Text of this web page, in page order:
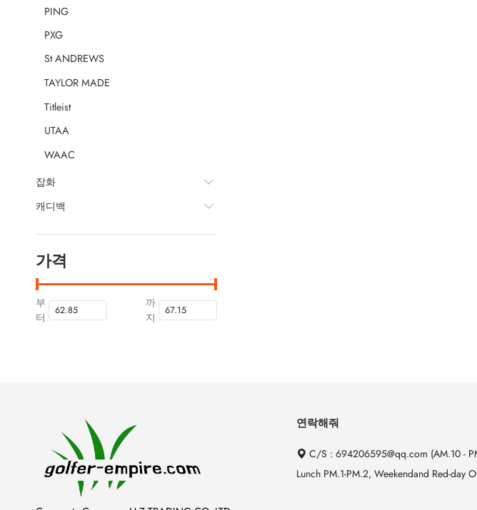
PING
PXG
St ANDREWS
TAYLOR MADE
Titleist
UTAA
WAAC
잡화
캐디백
가격
부
터
까
지
연락해줘
C/S : 694206595@qq.com (AM.10 -
Lunch PM.1-PM.2, Weekendand Red-day